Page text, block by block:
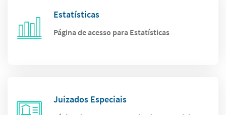
Estatísticas
Página de acesso para Estatísticas
Juizados Especiais